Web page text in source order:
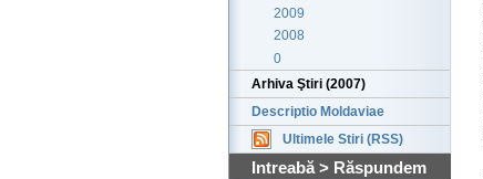
2009
2008
0
Arhiva Ştiri (2007)
Descriptio Moldaviae
Ultimele Stiri (RSS)
Intreabă > Răspundem